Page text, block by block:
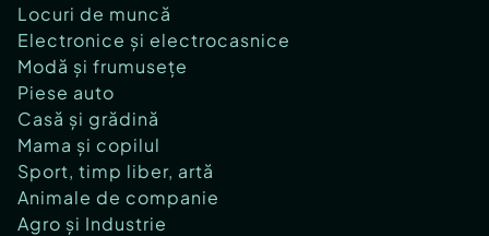
Locuri de muncă
Electronice și electrocasnice
Modă și frumusețe
Piese auto
Casă și grădină
Mama și copilul
Sport, timp liber, artă
Animale de companie
Agro și Industrie